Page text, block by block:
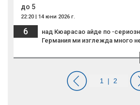
до 5
22:20 | 14 юни 2026 г.
6
над Кюарасао айде по -
Германия ми изглежда много